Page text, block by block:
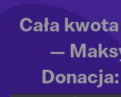
Cała
—
Donacja: